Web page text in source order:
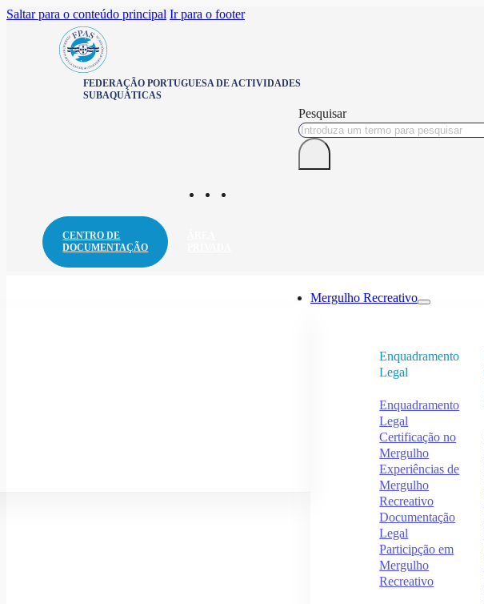
Saltar para o conteúdo principal Ir para o footer
FEDERAÇÃO PORTUGUESA DE ACTIVIDADES
SUBAQUÁTICAS
Pesquisar
CENTRO DE
DOCUMENTAÇÃO
Mergulho Recreativo
Enquadramento
Legal
Enquadramento
Legal
Certificação no
Mergulho
Experiências de
Mergulho
Recreativo
Documentação
Legal
Participção em
Mergulho
Recreativo